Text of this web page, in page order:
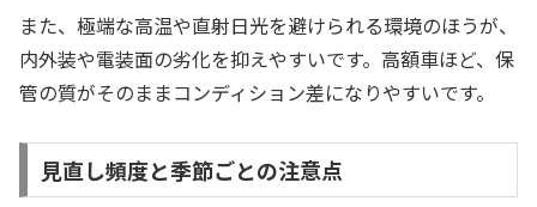
また、極端な高温や直射日光を避けられる環境のほうが、
内外装や電装面の劣化を抑えやすいです。高額車ほど、保
管の質がそのままコンディション差になりやすいです。
見直し頻度と季節ごとの注意点